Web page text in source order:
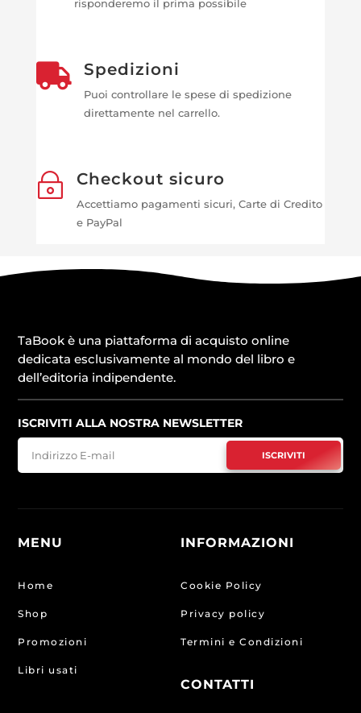
risponderemo il prima possibile
 Spedizioni
Puoi controllare le spese di spedizione
direttamente nel carrello.
~ Checkout sicuro
Accettiamo pagamenti sicuri, Carte di Credito
e PayPal
TaBook è una piattaforma di acquisto online
dedicata esclusivamente al mondo del libro e
dell’editoria indipendente.
ISCRIVITI ALLA NOSTRA NEWSLETTER
ISCRIVITI
MENU
Home
Shop
Promozioni
Libri usati
INFORMAZIONI
Cookie Policy
Privacy policy
Termini e Condizioni
CONTATTI